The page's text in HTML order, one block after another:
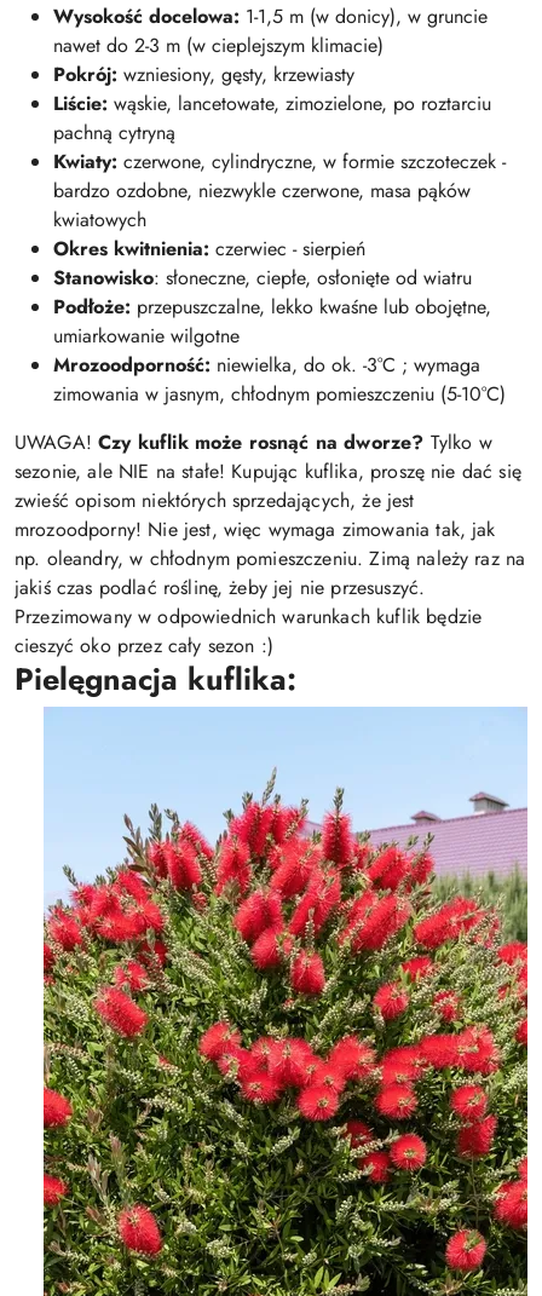
Wysokość docelowa: 1-1,5 m (w donicy), w gruncie
nawet do 2-3 m (w cieplejszym klimacie)
Pokrój: wzniesiony, gęsty, krzewiasty
Liście: wąskie, lancetowate, zimozielone, po roztarciu
pachną cytryną
Kwiaty: czerwone, cylindryczne, w formie szczoteczek -
bardzo ozdobne, niezwykle czerwone, masa pąków
kwiatowych
Okres kwitnienia: czerwiec - sierpień
Stanowisko: słoneczne, ciepłe, osłonięte od wiatru
Podłoże: przepuszczalne, lekko kwaśne lub obojętne,
umiarkowanie wilgotne
Mrozoodporność: niewielka, do ok. -3°C ; wymaga
zimowania w jasnym, chłodnym pomieszczeniu (5-10°C)
UWAGA!Czy kuflik może rosnąć na dworze? Tylko w
sezonie, ale NIE na stałe! Kupując kuflika, proszę nie dać się
zwieść opisom niektórych sprzedających, że jest
mrozoodporny! Nie jest, więc wymaga zimowania tak, jak
np. oleandry, w chłodnym pomieszczeniu. Zimą należy raz na
jakiś czas podlać roślinę, żeby jej nie przesuszyć.
Przezimowany w odpowiednich warunkach kuflik będzie
cieszyć oko przez cały sezon :)
Pielęgnacja kuflika: